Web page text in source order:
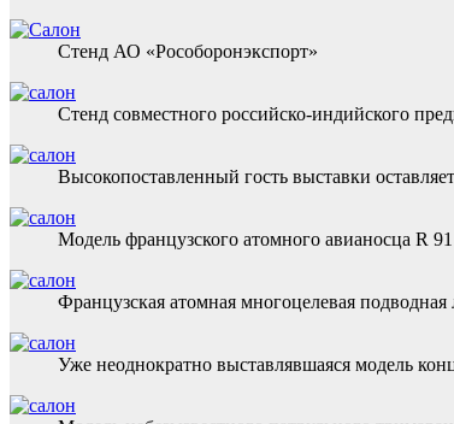
Стенд АО «Рособоронэкспорт»
Стенд совместного российско-индийского
Высокопоставленный гость выставки
Модель французского атомного авианосца R
Французская атомная многоцелевая подводная
Уже неоднократно выставлявшаяся модель